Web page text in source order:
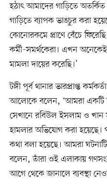
হঠাৎ আমাদের গাড়িতে
গাড়িতে ব্যাপক ভাঙচুর করা
কোনোরকমে প্রাণে বেঁচে
কর্মী-সমর্থকেরা। এখন
মামলা দায়ের করেছি।’
টঙ্গী পূর্ব থানার ভারপ্রাপ্ত
আলোকে বলেন, ‘আমরা একটি
সেখানে রবিউল ইসলাম ও খান
হামলার অভিযোগ করা
কথা বলা হয়েছে। আমরা
বলেন, তাঁরা ওই এলাকায়
আগে থেকে জানালে ব্যবস্থা